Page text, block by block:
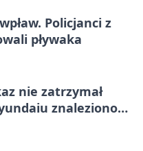
Policjanci z
pływaka
nie zatrzymał
znaleziono